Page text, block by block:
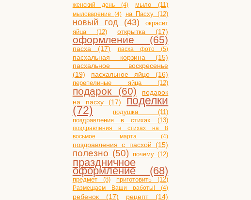
женский день (4)
мыло (11)
мыловарение (4) на Пасху (12)
новый год (43)
окрасит
яйца (12)
открытка (17)
оформление (65)
пасха (17) пасха фото (5)
пасхальная корзина (15)
пасхальное воскресенье
(19)
пасхальное яйцо (16)
перепелиные яйца (12)
подарок (60)
подарок
на пасху (17)
поделки
(72)
подушка (11)
поздравления в стихах (13)
поздравления в стихах на 8
восьмое марта (4)
поздравления с пасхой (15)
полезно (50) почему (12)
праздничное
оформление (68)
предмет (8) приготовить (12)
Размещаем Ваши работы! (4)
ребенок (17)
рецепт (14)